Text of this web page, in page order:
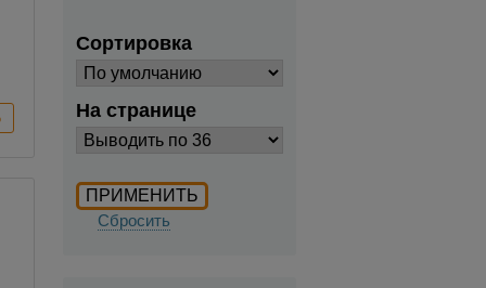
Сортировка
На странице
Сбросить